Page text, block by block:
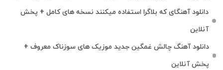
دانلود آهنگای که بلاگرا استفاده میکنند نسخه های کامل + پخش
آنلاین
دانلود آهنگ چالش غمگین جدید موزیک های سوزناک معروف +
پخش آنلاین